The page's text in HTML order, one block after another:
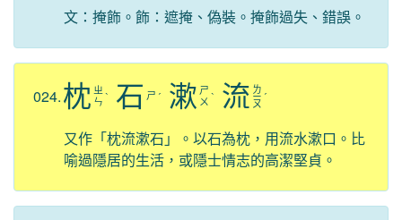
文：掩飾。飾：遮掩、偽裝。掩飾過失、錯誤。
024.枕 ㄓ
ㄣ ˋ 石 ㄕ ˊ 漱 ㄕ
ㄨ ˋ 流 ㄌ
ㄧ
ㄡ
ˊ
又作「枕流漱石」。以石為枕，用流水漱口。比
喻過隱居的生活，或隱士情志的高潔堅貞。